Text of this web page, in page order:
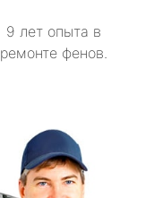
9 лет опыта в
ремонте фенов.